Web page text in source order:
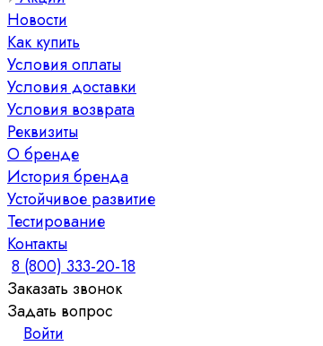
Новости
Как купить
Условия оплаты
Условия доставки
Условия возврата
Реквизиты
О бренде
История бренда
Устойчивое развитие
Тестирование
Контакты
8 (800) 333-20-18
Заказать звонок
Задать вопрос
Войти